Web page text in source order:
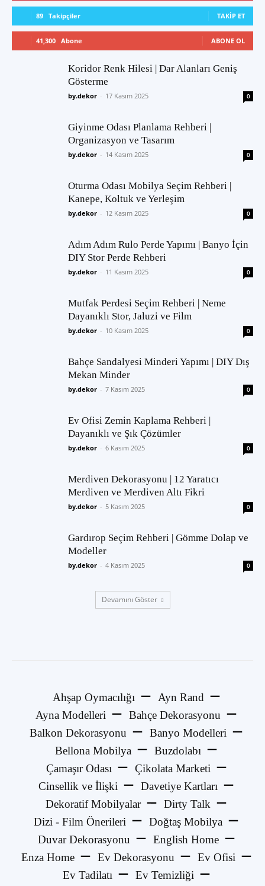
89 Takipçiler TAKIP ET
41,300 Abone ABONE OL
Koridor Renk Hilesi | Dar Alanları Geniş
Gösterme
by.dekor - 17 Kasım 2025 0
Giyinme Odası Planlama Rehberi |
Organizasyon ve Tasarım
by.dekor - 14 Kasım 2025 0
Oturma Odası Mobilya Seçim Rehberi |
Kanepe, Koltuk ve Yerleşim
by.dekor - 12 Kasım 2025 0
Adım Adım Rulo Perde Yapımı | Banyo İçin
DIY Stor Perde Rehberi
by.dekor - 11 Kasım 2025 0
Mutfak Perdesi Seçim Rehberi | Neme
Dayanıklı Stor, Jaluzi ve Film
by.dekor - 10 Kasım 2025 0
Bahçe Sandalyesi Minderi Yapımı | DIY Dış
Mekan Minder
by.dekor - 7 Kasım 2025 0
Ev Ofisi Zemin Kaplama Rehberi |
Dayanıklı ve Şık Çözümler
by.dekor - 6 Kasım 2025 0
Merdiven Dekorasyonu | 12 Yaratıcı
Merdiven ve Merdiven Altı Fikri
by.dekor - 5 Kasım 2025 0
Gardırop Seçim Rehberi | Gömme Dolap ve
Modeller
by.dekor - 4 Kasım 2025 0
Devamını Göster
Ahşap Oymacılığı
Ayn Rand
Ayna Modelleri
Bahçe Dekorasyonu
Balkon Dekorasyonu
Banyo Modelleri
Bellona Mobilya
Buzdolabı
Çamaşır Odası
Çikolata Marketi
Cinsellik ve İlişki
Davetiye Kartları
Dekoratif Mobilyalar
Dirty Talk
Dizi - Film Önerileri
Doğtaş Mobilya
Duvar Dekorasyonu
English Home
Enza Home
Ev Dekorasyonu
Ev Ofisi
Ev Tadilatı
Ev Temizliği